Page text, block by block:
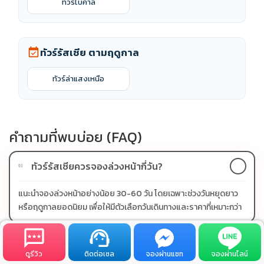
event_availableทัวร์รัสเซีย ตามฤดูกาล
ทัวร์ล่าแสงเหนือ
คำถามที่พบบ่อย (FAQ)
01 ทัวร์รัสเซียควรจองล่วงหน้ากี่วัน?
แนะนำจองล่วงหน้าอย่างน้อย 30-60 วัน โดยเฉพาะช่วงวันหยุดยาว
หรือฤดูกาลยอดนิยม เพื่อให้มีตัวเลือกวันเดินทางและราคาที่เหมาะกว่า
ทัวร์รัสเซียมีโปรผ่อน 0% หรือไม่?
ดูรีวิว ติดต่อเซล จองผ่านแชท จองผ่านไลน์